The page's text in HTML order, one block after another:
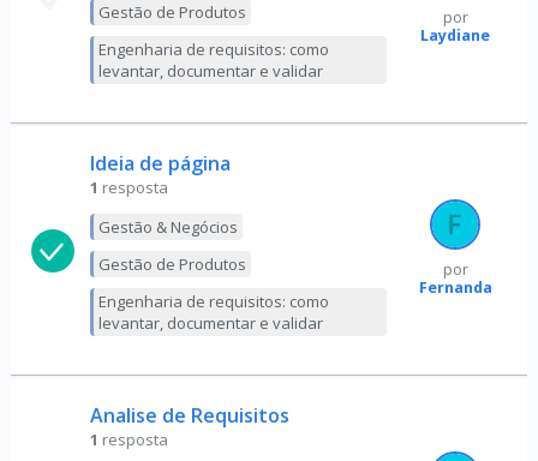
Gestão de Produtos
Engenharia de requisitos: como
levantar, documentar e validar
por
Laydiane
Ideia de página
1 resposta
Gestão & Negócios
Gestão de Produtos
Engenharia de requisitos: como
levantar, documentar e validar
por
Fernanda
Analise de Requisitos
1 resposta